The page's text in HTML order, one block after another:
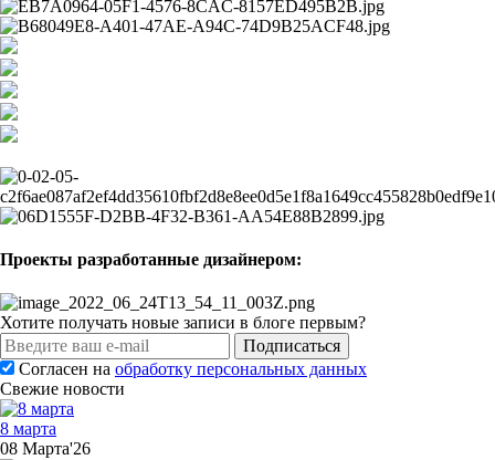
Проекты разработанные дизайнером:
Хотите получать новые записи в блоге первым?
Подписаться
Согласен на обработку персональных данных
Свежие новости
8 марта
08 Марта'26